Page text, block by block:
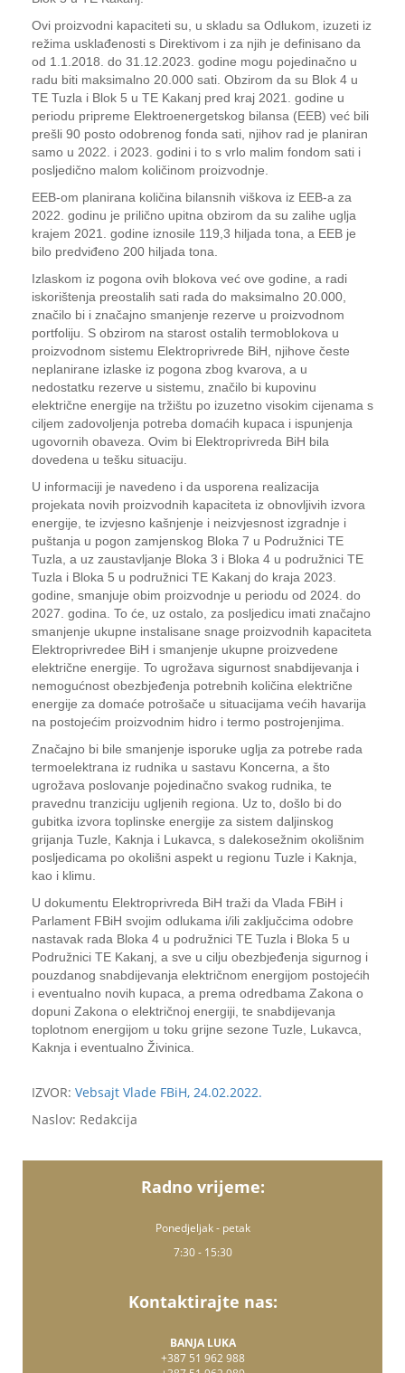
Ovi proizvodni kapaciteti su, u skladu sa Odlukom, izuzeti iz
režima usklađenosti s Direktivom i za njih je definisano da
od 1.1.2018. do 31.12.2023. godine mogu pojedinačno u
radu biti maksimalno 20.000 sati. Obzirom da su Blok 4 u
TE Tuzla i Blok 5 u TE Kakanj pred kraj 2021. godine u
periodu pripreme Elektroenergetskog bilansa (EEB) već bili
prešli 90 posto odobrenog fonda sati, njihov rad je planiran
samo u 2022. i 2023. godini i to s vrlo malim fondom sati i
posljedično malom količinom proizvodnje.
EEB-om planirana količina bilansnih viškova iz EEB-a za
2022. godinu je prilično upitna obzirom da su zalihe uglja
krajem 2021. godine iznosile 119,3 hiljada tona, a EEB je
bilo predviđeno 200 hiljada tona.
Izlaskom iz pogona ovih blokova već ove godine, a radi
iskorištenja preostalih sati rada do maksimalno 20.000,
značilo bi i značajno smanjenje rezerve u proizvodnom
portfoliju. S obzirom na starost ostalih termoblokova u
proizvodnom sistemu Elektroprivrede BiH, njihove česte
neplanirane izlaske iz pogona zbog kvarova, a u
nedostatku rezerve u sistemu, značilo bi kupovinu
električne energije na tržištu po izuzetno visokim cijenama s
ciljem zadovoljenja potreba domaćih kupaca i ispunjenja
ugovornih obaveza. Ovim bi Elektroprivreda BiH bila
dovedena u tešku situaciju.
U informaciji je navedeno i da usporena realizacija
projekata novih proizvodnih kapaciteta iz obnovljivih izvora
energije, te izvjesno kašnjenje i neizvjesnost izgradnje i
puštanja u pogon zamjenskog Bloka 7 u Podružnici TE
Tuzla, a uz zaustavljanje Bloka 3 i Bloka 4 u podružnici TE
Tuzla i Bloka 5 u podružnici TE Kakanj do kraja 2023.
godine, smanjuje obim proizvodnje u periodu od 2024. do
2027. godina. To će, uz ostalo, za posljedicu imati značajno
smanjenje ukupne instalisane snage proizvodnih kapaciteta
Elektroprivredee BiH i smanjenje ukupne proizvedene
električne energije. To ugrožava sigurnost snabdijevanja i
nemogućnost obezbjeđenja potrebnih količina električne
energije za domaće potrošače u situacijama većih havarija
na postojećim proizvodnim hidro i termo postrojenjima.
Značajno bi bile smanjenje isporuke uglja za potrebe rada
termoelektrana iz rudnika u sastavu Koncerna, a što
ugrožava poslovanje pojedinačno svakog rudnika, te
pravednu tranziciju ugljenih regiona. Uz to, došlo bi do
gubitka izvora toplinske energije za sistem daljinskog
grijanja Tuzle, Kaknja i Lukavca, s dalekosežnim okolišnim
posljedicama po okolišni aspekt u regionu Tuzle i Kaknja,
kao i klimu.
U dokumentu Elektroprivreda BiH traži da Vlada FBiH i
Parlament FBiH svojim odlukama i/ili zaključcima odobre
nastavak rada Bloka 4 u podružnici TE Tuzla i Bloka 5 u
Podružnici TE Kakanj, a sve u cilju obezbjeđenja sigurnog i
pouzdanog snabdijevanja električnom energijom postojećih
i eventualno novih kupaca, a prema odredbama Zakona o
dopuni Zakona o električnoj energiji, te snabdijevanja
toplotnom energijom u toku grijne sezone Tuzle, Lukavca,
Kaknja i eventualno Živinica.
IZVOR: Vebsajt Vlade FBiH, 24.02.2022.
Naslov: Redakcija
Radno vrijeme:
Ponedjeljak - petak
7:30 - 15:30
Kontaktirajte nas:
BANJA LUKA
+387 51 962 988